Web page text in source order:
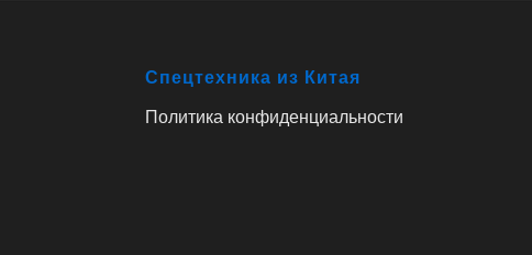
Спецтехника из Китая
Политика конфиденциальности